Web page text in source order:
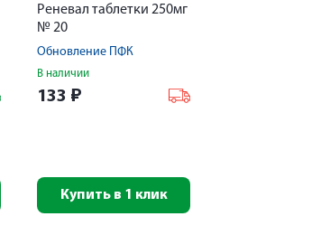
Реневал таблетки 250мг
№ 20
Обновление ПФК
В наличии
133 ₽
Купить в 1 клик